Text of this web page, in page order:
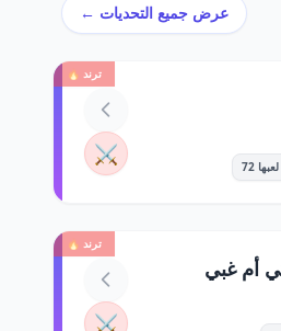
عرض جميع التحديات ←
ترند 🔥
72
⚔️
ترند 🔥
أم غبي
⚔️